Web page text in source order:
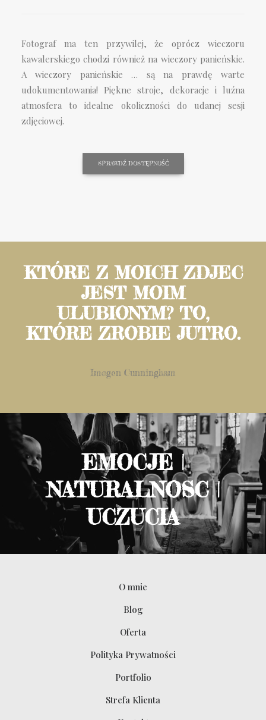
Fotograf ma ten przywilej, że oprócz wieczoru
kawalerskiego chodzi również na wieczory panieńskie.
A wieczory panieńskie … są na prawdę warte
udokumentowania! Piękne stroje, dekoracje i luźna
atmosfera to idealne okoliczności do udanej sesji
zdjęciowej.
SPRAWDŹ DOSTĘPNOŚĆ
KTÓRE Z MOICH ZDJEC
JEST MOIM
ULUBIONYM? TO,
KTÓRE ZROBIE JUTRO.
Imogen Cunningham
EMOCJE |
NATURALNOSC |
UCZUCIA
O mnie
Blog
Oferta
Polityka Prywatności
Portfolio
Strefa Klienta